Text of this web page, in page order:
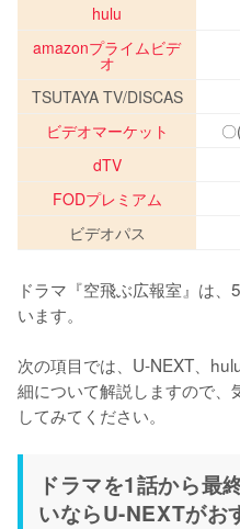
hulu
amazonプライムビデ
オ
TSUTAYA TV/DISCAS
ビデオマーケット
dTV
FODプレミアム
ビデオパス
ドラマ『空飛ぶ広報室』は
います。
次の項目では、U-NEXT、
細について解説しますので
してみてください。
ドラマを1話から最
いならU-NEXTがお